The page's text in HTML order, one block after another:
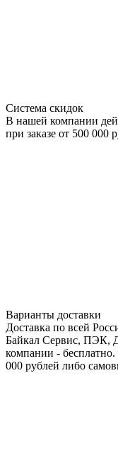
Система скидок
В нашей компании
при заказе от 500 000
Варианты доставки
Доставка по всей
Байкал Сервис, ПЭК,
компании -
000 рублей либо